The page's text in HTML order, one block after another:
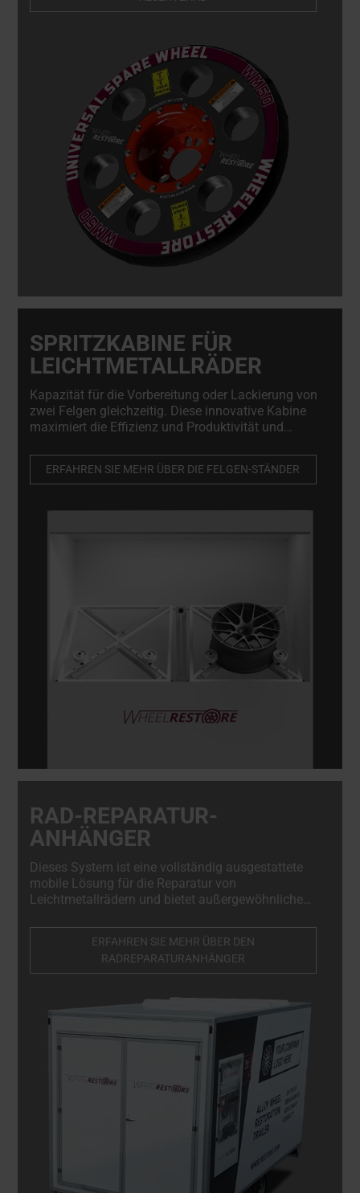
SPRITZKABINE FÜR
LEICHTMETALLRÄDER
Kapazität für die Vorbereitung oder Lackierung von
zwei Felgen gleichzeitig. Diese innovative Kabine
maximiert die Effizienz und Produktivität und
bietet sie die Flexibilität, sich zu einer vollständig
geschlossenen Kabine zu erweitern, die sich
anpasst. Die Felgenspritzkabine ist nicht nur
ERFAHREN SIE MEHR ÜBER DIE FELGEN-STÄNDER
RAD-REPARATUR-
ANHÄNGER
Dieses System ist eine vollständig ausgestattete
mobile Lösung für die Reparatur von
Leichtmetallrädern und bietet außergewöhnliche
mobile Werkstätten ermöglicht es Technikern,
qualitativ hochwertige Reparaturen direkt vor Ort
durchzuführen, was die Ausfallzeiten minimiert und
ERFAHREN SIE MEHR ÜBER DEN
RADREPARATURANHÄNGER